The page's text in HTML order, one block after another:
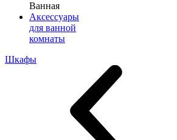
Ванная
Аксессуары
для ванной
комнаты
Шкафы